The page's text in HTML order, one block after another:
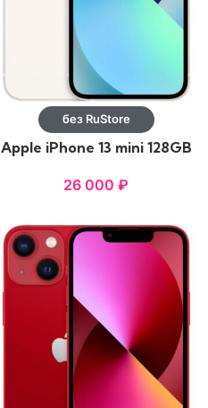
без RuStore
Apple iPhone 13 mini 128GB
26 000₽